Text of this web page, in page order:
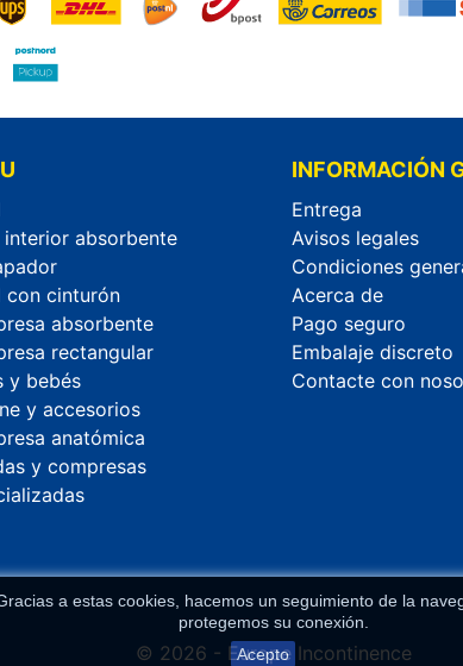
interior absorbente
con cinturón
absorbente
rectangular
y bebés
y accesorios
anatómica
y compresas
INFORMACIÓN
Entrega
Avisos legales
Condiciones
Acerca de
Pago seguro
Embalaje discreto
Contacte con
a estas cookies, hacemos un seguimiento de la
protegemos su conexión.
Acepto
© 2026 - Europe Incontinence